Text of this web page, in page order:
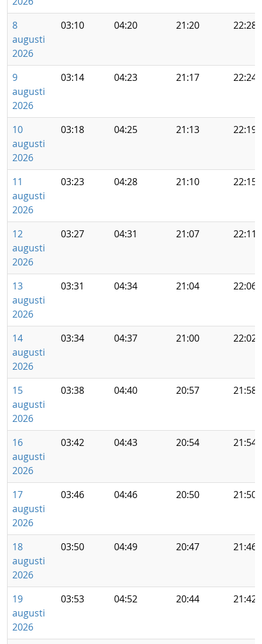
8
augusti
2026
03:10 04:20 21:20 22:28
9
augusti
2026
03:14 04:23 21:17 22:24
10
augusti
2026
03:18 04:25 21:13 22:19
11
augusti
2026
03:23 04:28 21:10 22:15
12
augusti
2026
03:27 04:31 21:07 22:11
13
augusti
2026
03:31 04:34 21:04 22:06
14
augusti
2026
03:34 04:37 21:00 22:02
15
augusti
2026
03:38 04:40 20:57 21:58
16
augusti
2026
03:42 04:43 20:54 21:54
17
augusti
2026
03:46 04:46 20:50 21:50
18
augusti
2026
03:50 04:49 20:47 21:46
19
augusti
2026
03:53 04:52 20:44 21:42